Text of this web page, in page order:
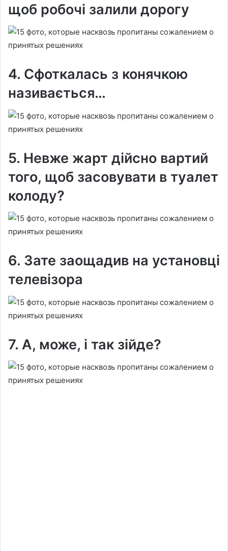
щоб робочі залили дорогу
4. Сфоткалась з конячкою
називається…
5. Невже жарт дійсно вартий
того, щоб засовувати в туалет
колоду?
6. Зате заощадив на установці
телевізора
7. А, може, і так зійде?